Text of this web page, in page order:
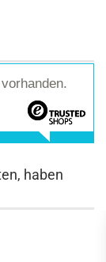
haben